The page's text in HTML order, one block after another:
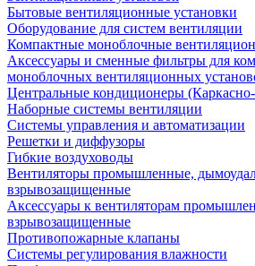
Бытовые вентиляционные установки
Оборудование для систем вентиляции
Компактные моноблочные
Аксессуары и сменные фильтры для
моноблочных вентиляционных
Центральные кондиционеры
Наборные системы вентиляции
Системы управления и автоматизации
Решетки и диффузоры
Гибкие воздуховоды
Вентиляторы промышленные,
взрывозащищенные
Аксессуары к вентиляторам
взрывозащищенные
Противопожарные клапаны
Системы регулирования влажности